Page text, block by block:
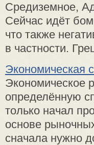
Средиземное,
Сейчас идёт
что также
в частности.
Экономическая
Экономическое
определённую
только начал
основе
сначала нужно